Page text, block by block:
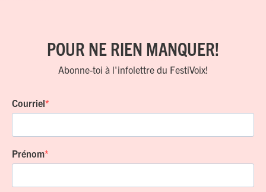
POUR NE RIEN MANQUER!
Abonne-toi à l'infolettre du FestiVoix!
Courriel
Prénom